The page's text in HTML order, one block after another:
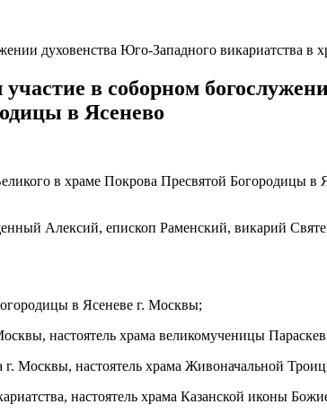
духовенства Юго-Западного викариатства
в соборном
в Ясенево
в храме Покрова Пресвятой Богородицы в
Алексий, епископ Раменский, викарий
в Ясеневе г. Москвы;
настоятель храма великомученицы
Москвы, настоятель храма Живоначальной
настоятель храма Казанской иконы